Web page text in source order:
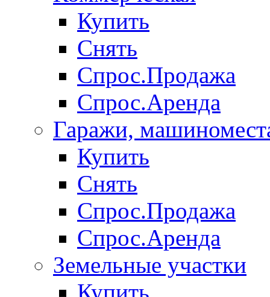
Купить
Снять
Спрос.Продажа
Спрос.Аренда
Гаражи,
Купить
Снять
Спрос.Продажа
Спрос.Аренда
Земельные участки
Купить